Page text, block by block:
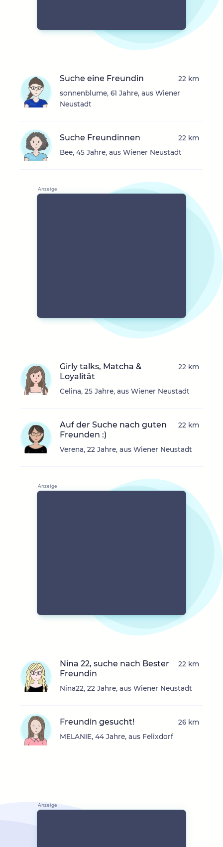
Suche eine Freundin
sonnenblume, 61 Jahre, aus Wiener
Neustadt
22 km
Suche Freundinnen
Bee, 45 Jahre, aus Wiener Neustadt
22 km
Girly talks, Matcha &
Loyalität
Celina, 25 Jahre, aus Wiener Neustadt
22 km
Auf der Suche nach guten
Freunden :)
Verena, 22 Jahre, aus Wiener Neustadt
22 km
Nina 22, suche nach Bester
Freundin
Nina22, 22 Jahre, aus Wiener Neustadt
22 km
Freundin gesucht!
MELANIE, 44 Jahre, aus Felixdorf
26 km